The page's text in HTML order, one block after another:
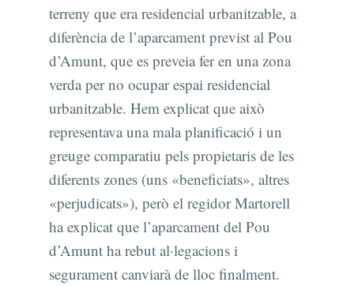
terreny que era residencial urbanitzable, a
diferència de l’aparcament previst al Pou
d’Amunt, que es preveia fer en una zona
verda per no ocupar espai residencial
urbanitzable. Hem explicat que això
representava una mala planificació i un
greuge comparatiu pels propietaris de les
diferents zones (uns «beneficiats», altres
«perjudicats»), però el regidor Martorell
ha explicat que l’aparcament del Pou
d’Amunt ha rebut al·legacions i
segurament canviarà de lloc finalment.